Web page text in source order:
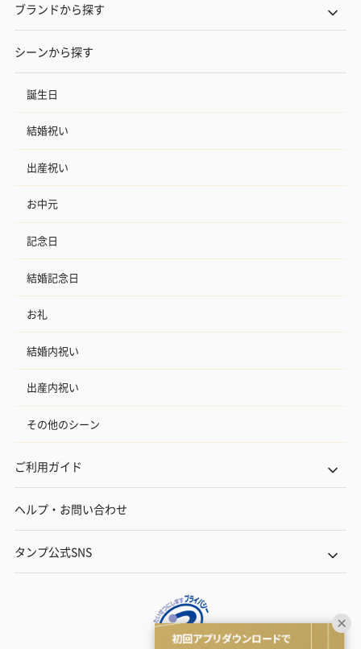
ブランドから探す
シーンから探す
誕生日
結婚祝い
出産祝い
お中元
記念日
結婚記念日
お礼
結婚内祝い
出産内祝い
その他のシーン
ご利用ガイド
ヘルプ・お問い合わせ
タンプ公式SNS